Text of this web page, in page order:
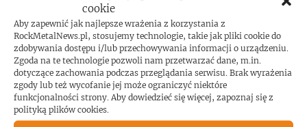
cookie
Aby zapewnić jak najlepsze wrażenia z korzystania z
RockMetalNews.pl, stosujemy technologie, takie jak pliki cookie do
zdobywania dostępu i/lub przechowywania informacji o urządzeniu.
Zgoda na te technologie pozwoli nam przetwarzać dane, m.in.
dotyczące zachowania podczas przeglądania serwisu. Brak wyrażenia
zgody lub też wycofanie jej może ograniczyć niektóre
funkcjonalności strony. Aby dowiedzieć się więcej, zapoznaj się z
polityką plików cookies.
ROCKMETALNEWS TV